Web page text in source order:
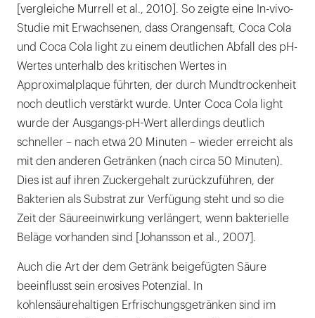
[vergleiche Murrell et al., 2010]. So zeigte eine In-vivo-
Studie mit Erwachsenen, dass Orangensaft, Coca Cola
und Coca Cola light zu einem deutlichen Abfall des pH-
Wertes unterhalb des kritischen Wertes in
Approximalplaque führten, der durch Mundtrockenheit
noch deutlich verstärkt wurde. Unter Coca Cola light
wurde der Ausgangs-pH-Wert allerdings deutlich
schneller – nach etwa 20 Minuten – wieder erreicht als
mit den anderen Getränken (nach circa 50 Minuten).
Dies ist auf ihren Zuckergehalt zurückzuführen, der
Bakterien als Substrat zur Verfügung steht und so die
Zeit der Säureeinwirkung verlängert, wenn bakterielle
Beläge vorhanden sind [Johansson et al., 2007].
Auch die Art der dem Getränk beigefügten Säure
beeinflusst sein erosives Potenzial. In
kohlensäurehaltigen Erfrischungsgetränken sind im